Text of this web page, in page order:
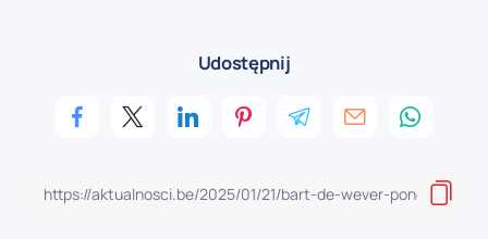
Udostępnij